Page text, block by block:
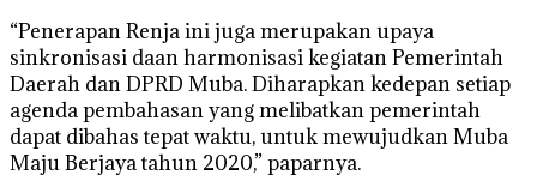
“Penerapan Renja ini juga merupakan upaya
sinkronisasi daan harmonisasi kegiatan Pemerintah
Daerah dan DPRD Muba. Diharapkan kedepan setiap
agenda pembahasan yang melibatkan pemerintah
dapat dibahas tepat waktu, untuk mewujudkan Muba
Maju Berjaya tahun 2020,” paparnya.